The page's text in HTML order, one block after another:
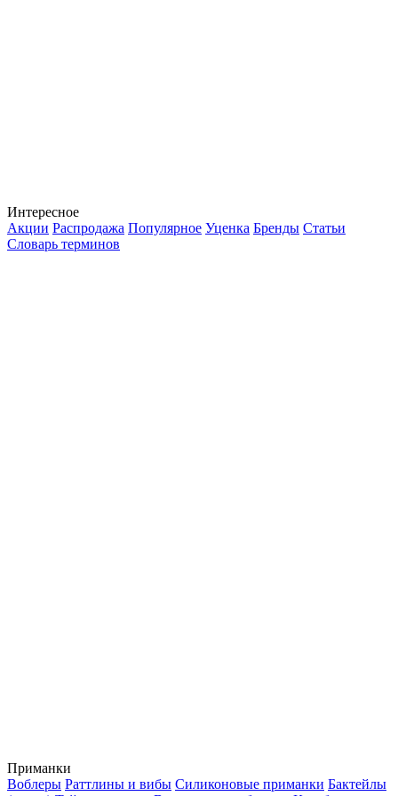
Интересное
Акции Распродажа Популярное Уценка Бренды Статьи
Словарь терминов
Приманки
Воблеры Раттлины и вибы Силиконовые приманки Бактейлы